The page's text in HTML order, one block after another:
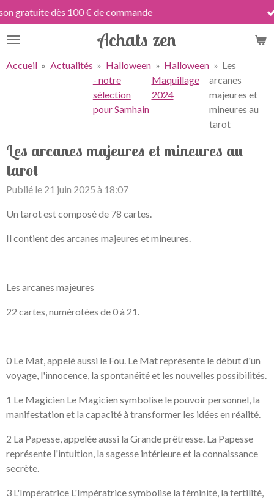
Passer
au
contenu
Achats zen
Livraison 24 h jours ouvrés !
Accueil » Actualités » Halloween
- notre
sélection
pour Samhain
» Halloween
Maquillage
2024
» Les
arcanes
majeures et
mineures au
tarot
Les arcanes majeures et mineures au
tarot
Publié le 21 juin 2025 à 18:07
Un tarot est composé de 78 cartes.
Il contient des arcanes majeures et mineures.
Les arcanes majeures
22 cartes, numérotées de 0 à 21.
0 Le Mat, appelé aussi le Fou. Le Mat représente le début d'un
voyage, l'innocence, la spontanéité et les nouvelles possibilités.
1 Le Magicien Le Magicien symbolise le pouvoir personnel, la
manifestation et la capacité à transformer les idées en réalité.
2 La Papesse, appelée aussi la Grande prêtresse. La Papesse
représente l'intuition, la sagesse intérieure et la connaissance
secrète.
3 L'Impératrice L'Impératrice symbolise la féminité, la fertilité,